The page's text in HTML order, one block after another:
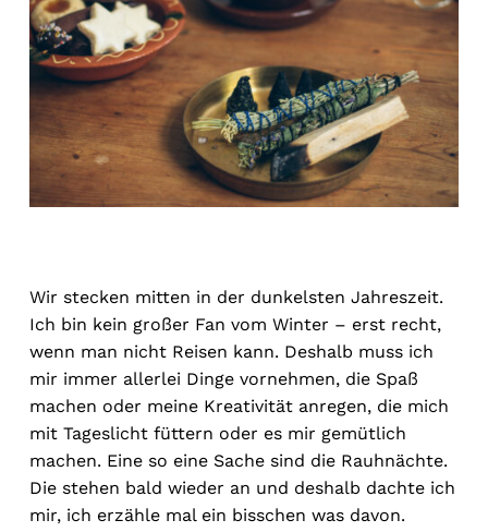
Wir stecken mitten in der dunkelsten Jahreszeit.
Ich bin kein großer Fan vom Winter – erst recht,
wenn man nicht Reisen kann. Deshalb muss ich
mir immer allerlei Dinge vornehmen, die Spaß
machen oder meine Kreativität anregen, die mich
mit Tageslicht füttern oder es mir gemütlich
machen. Eine so eine Sache sind die Rauhnächte.
Die stehen bald wieder an und deshalb dachte ich
mir, ich erzähle mal ein bisschen was davon.